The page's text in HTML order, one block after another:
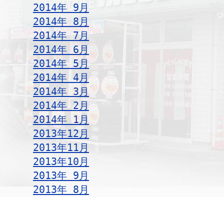
2014年 9月
2014年 8月
2014年 7月
2014年 6月
2014年 5月
2014年 4月
2014年 3月
2014年 2月
2014年 1月
2013年12月
2013年11月
2013年10月
2013年 9月
2013年 8月